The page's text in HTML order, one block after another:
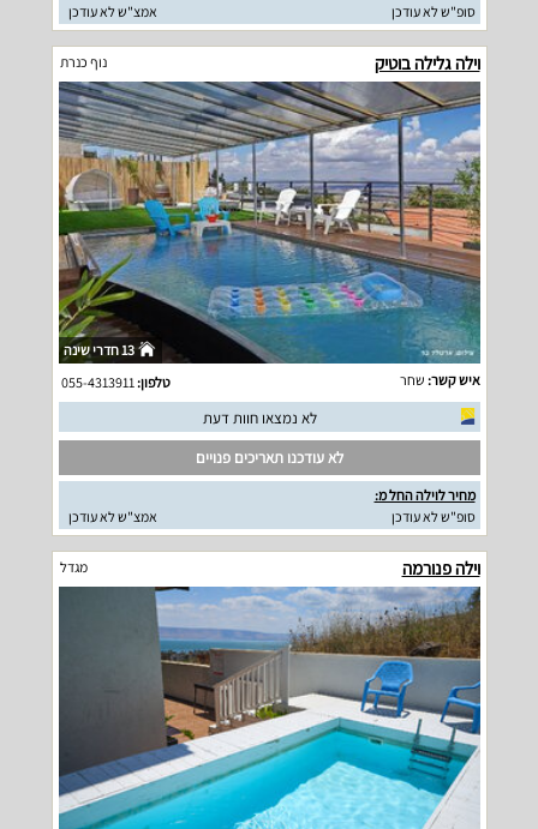
סופ"ש לא עודכן
אמצ"ש לא עודכן
וילה גלילה בוטיק נוף כנרת
13 חדרי שינה
איש קשר: שחר טלפון:055-4313911
לא נמצאו חוות דעת
לא עודכנו תאריכים פנויים
מחיר לוילה החל מ:
סופ"ש לא עודכן
אמצ"ש לא עודכן
וילה פנורמה מגדל